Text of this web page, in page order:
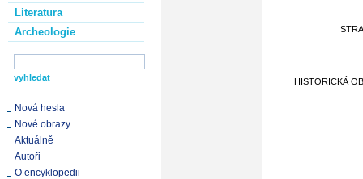
Literatura
Archeologie
Nová hesla
Nové obrazy
Aktuálně
Autoři
O encyklopedii
HISTORICKÁ